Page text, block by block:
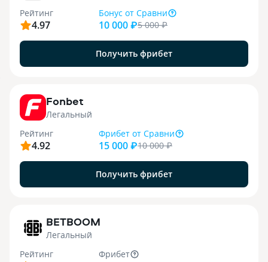
Рейтинг
4.97
Бонус от Сравни
10 000 ₽5 000₽
Получить фрибет
Fonbet
Легальный
Рейтинг
4.92
Фрибет от Сравни
15 000 ₽10 000₽
Получить фрибет
BETBOOM
Легальный
Рейтинг
Фрибет